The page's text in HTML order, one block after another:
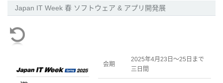
Japan IT Week 春 ソフトウェア & アプリ開発展
会期
2025年4月23日～25日まで
三日間